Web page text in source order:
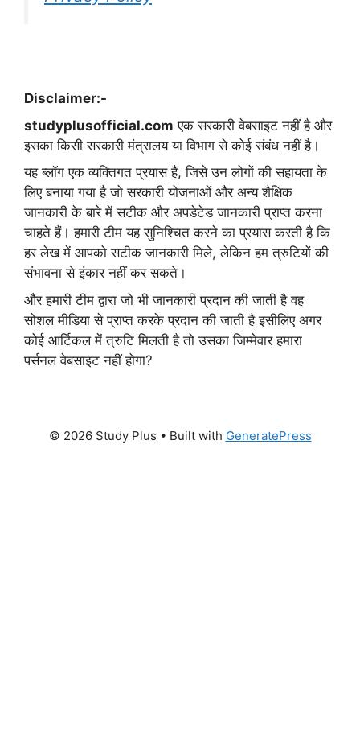
Disclaimer:-
studyplusofficial.com एक सरकारी वेबसाइट नहीं है और
इसका किसी सरकारी मंत्रालय या विभाग से कोई संबंध नहीं है।
यह ब्लॉग एक व्यक्तिगत प्रयास है, जिसे उन लोगों की सहायता के
लिए बनाया गया है जो सरकारी योजनाओं और अन्य शैक्षिक
जानकारी के बारे में सटीक और अपडेटेड जानकारी प्राप्त करना
चाहते हैं। हमारी टीम यह सुनिश्चित करने का प्रयास करती है कि
हर लेख में आपको सटीक जानकारी मिले, लेकिन हम त्रुटियों की
संभावना से इंकार नहीं कर सकते।
और हमारी टीम द्वारा जो भी जानकारी प्रदान की जाती है वह
सोशल मीडिया से प्राप्त करके प्रदान की जाती है इसीलिए अगर
कोई आर्टिकल में त्रुटि मिलती है तो उसका जिम्मेवार हमारा
पर्सनल वेबसाइट नहीं होगा?
© 2026 Study Plus • Built with GeneratePress